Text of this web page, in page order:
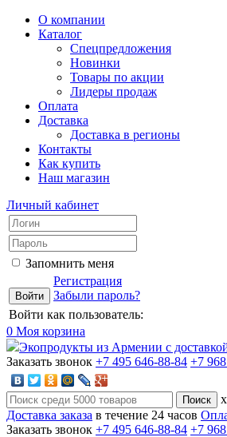
О компании
Каталог
Спецпредложения
Новинки
Товары по акции
Лидеры продаж
Оплата
Доставка
Доставка в регионы
Контакты
Как купить
Наш магазин
Личный кабинет
Запомнить меня
Регистрация
Забыли пароль?
Войти как пользователь:
0 Моя корзина
Экопродукты из Армении с
Заказать звонок +7 495 646-88-84 +7
x
Доставка заказа в течение 24 часов
Заказать звонок +7 495 646-88-84 +7